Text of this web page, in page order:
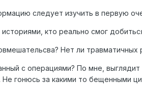
следует изучить в первую
кто реально смог
Нет ли
с операциями? По мне,
Не гонюсь за какими то бещенными